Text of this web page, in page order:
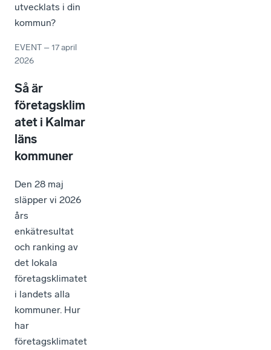
utvecklats i din
kommun?
EVENT –17 april
2026
Så är
företagsklim
atet i Kalmar
läns
kommuner
Den 28 maj
släpper vi 2026
års
enkätresultat
och ranking av
det lokala
företagsklimatet
i landets alla
kommuner. Hur
har
företagsklimatet